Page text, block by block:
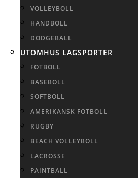
VOLLEYBOLL
HANDBOLL
DODGEBALL
UTOMHUS LAGSPORTER
FOTBOLL
BASEBOLL
SOFTBOLL
AMERIKANSK FOTBOLL
RUGBY
BEACH VOLLEYBOLL
LACROSSE
PAINTBALL